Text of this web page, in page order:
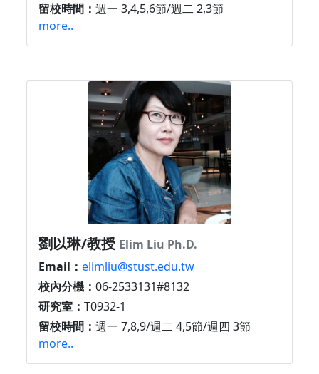
留校時間： 週一 3,4,5,6節/週二 2,3節
more..
劉以琳/教授 Elim Liu Ph.D.
Email： elimliu@stust.edu.tw
校內分機： 06-2533131#8132
研究室： T0932-1
留校時間： 週一 7,8,9/週二 4,5節/週四 3節
more..